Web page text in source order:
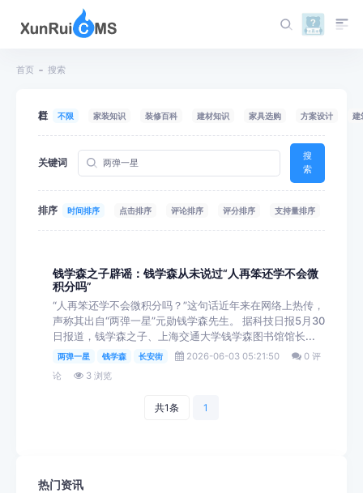
首页 搜索
栏目 不限 家装知识 装修百科 建材知识 家具选购 方案设计 建
关键词
搜
索
排序 时间排序 点击排序 评论排序 评分排序 支持量排序
钱学森之子辟谣：钱学森从未说过“人再笨还学不会微
积分吗”
“人再笨还学不会微积分吗？”这句话近年来在网络上热传，
声称其出自“两弹一星”元勋钱学森先生。 据科技日报5月30
日报道，钱学森之子、上海交通大学钱学森图书馆馆长...
两弹一星 钱学森 长安街 2026-06-03 05:21:50
0 评
论
3 浏览
共1条 1
热门资讯